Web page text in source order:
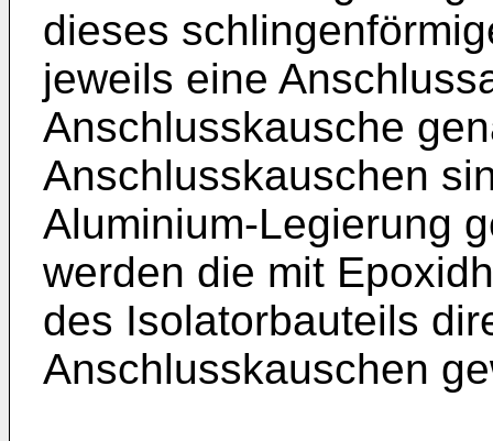
dieses
jeweils eine
Anschlusskausche
Anschlusskauschen
Aluminium-Legierung
werden die mit
des Isolatorbauteils
Anschlusskauschen